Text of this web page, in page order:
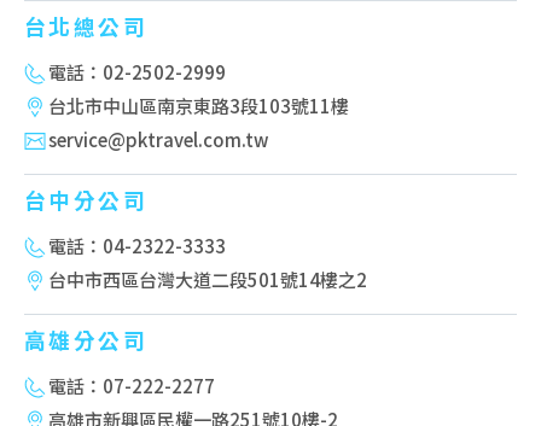
台北總公司
電話：02-2502-2999
台北市中山區南京東路3段103號11樓
service@pktravel.com.tw
台中分公司
電話：04-2322-3333
台中市西區台灣大道二段501號14樓之2
高雄分公司
電話：07-222-2277
高雄市新興區民權一路251號10樓-2